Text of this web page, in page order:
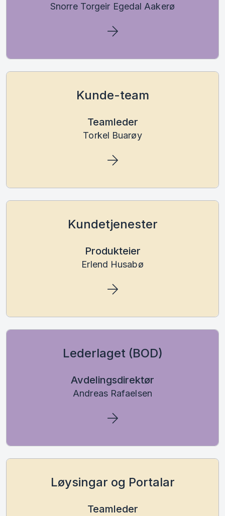
Snorre Torgeir Egedal Aakerø
Kunde-team
Teamleder
Torkel Buarøy
Kundetjenester
Produkteier
Erlend Husabø
Lederlaget (BOD)
Avdelingsdirektør
Andreas Rafaelsen
Løysingar og Portalar
Teamleder